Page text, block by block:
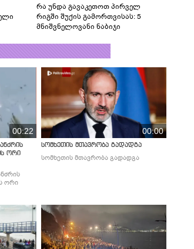
რა უნდა გავაკეთოთ პირველ
რიგში შუქის გამორთვისას: 5
მნიშვნელოვანი ნაბიჯი
00:22
ორი
ორი
00:00
სომხეთის მთავრობა გადადგა
სომხეთის მთავრობა გადადგა